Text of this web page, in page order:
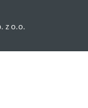
z o.o.